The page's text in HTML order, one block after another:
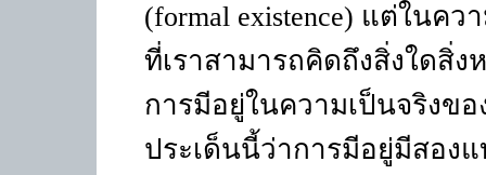
(formal existence) แต่ในค
ที่เราสามารถคิดถึงสิ่งใดสิ่
การมีอยู่ในความเป็นจริงข
ประเด็นนี้ว่าการมีอยู่มีสอง